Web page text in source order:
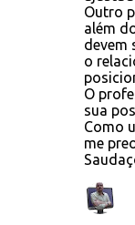
Outro
além
devem
o
O
sua
Como
me